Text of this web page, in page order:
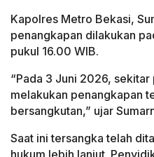
Kapolres Metro Bekasi,
penangkapan dilakukan
pukul 16.00 WIB.
“Pada 3 Juni 2026,
melakukan penangkapan
bersangkutan,” ujar
Saat ini tersangka telah